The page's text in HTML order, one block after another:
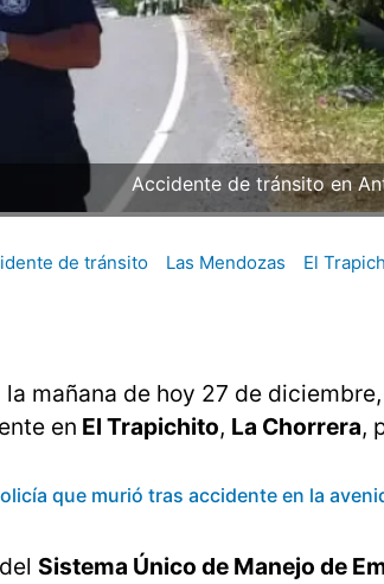
Accidente de tránsito en La
de tránsito Las Mendozas El
la mañana de hoy 27 de
en El Trapichito, La Chorrera,
que murió tras accidente en la
Sistema Único de Manejo de